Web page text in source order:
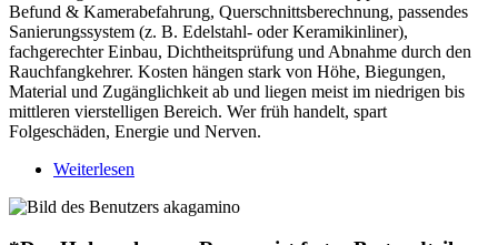
Befund & Kamerabefahrung, Querschnittsberechnung, passendes
Sanierungssystem (z. B. Edelstahl- oder Keramikinliner),
fachgerechter Einbau, Dichtheitsprüfung und Abnahme durch den
Rauchfangkehrer. Kosten hängen stark von Höhe, Biegungen,
Material und Zugänglichkeit ab und liegen meist im niedrigen bis
mittleren vierstelligen Bereich. Wer früh handelt, spart
Folgeschäden, Energie und Nerven.
Weiterlesen